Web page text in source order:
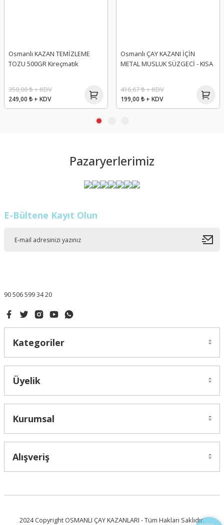
Osmanlı KAZAN TEMİZLEME
TOZU 500GR Kireçmatik
249,00 ₺ + KDV
350,00 ₺ + KDV
Osmanlı ÇAY KAZANI İÇİN
METAL MUSLUK SÜZGECİ - KISA
199,00 ₺ + KDV
416,67 ₺ + KDV
Pazaryerlerimiz
E-Bültene Kayıt Olun
90 506 599 34 20
Kategoriler
Üyelik
Kurumsal
Alışveriş
2024 Copyright OSMANLI ÇAY KAZANLARI - Tüm Hakları Saklıdır.